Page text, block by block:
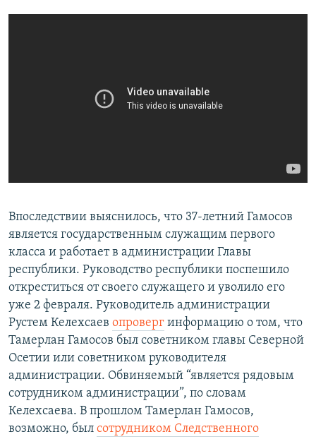
Впоследствии выяснилось, что 37-летний Гамосов
является государственным служащим первого
класса и работает в администрации Главы
республики. Руководство республики поспешило
откреститься от своего служащего и уволило его
уже 2 февраля. Руководитель администрации
Рустем Келехсаев опроверг информацию о том, что
Тамерлан Гамосов был советником главы Северной
Осетии или советником руководителя
администрации. Обвиняемый “является рядовым
сотрудником администрации”, по словам
Келехсаева. В прошлом Тамерлан Гамосов,
возможно, был сотрудником Следственного